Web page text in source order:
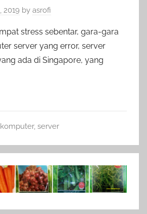
2019 by asrofi
stress sebentar, gara-gara
server yang error, server
ada di Singapore, yang
, server